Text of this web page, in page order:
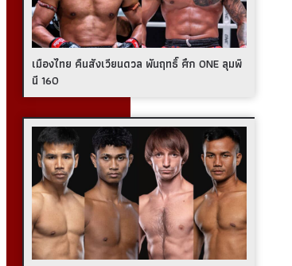
เมืองไทย คืนสังเวียนดวล พันฤทธิ์ ศึก ONE ลุมพิ
นี 160